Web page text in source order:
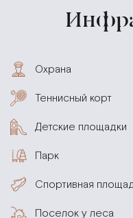
Охрана
Теннисный корт
Детские площадки
Парк
Спортивная
Поселок у леса